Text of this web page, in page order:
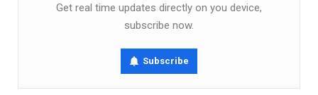
Get real time updates directly on you device,
subscribe now.
Subscribe